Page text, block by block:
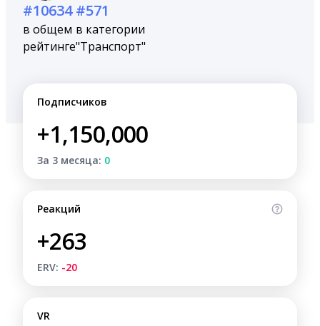
#10634
в общем
рейтинге
#571
в категории
"Транспорт"
Подписчиков
+1,150,000
За 3 месяца: 0
Реакций
+263
ERV: -20
VR